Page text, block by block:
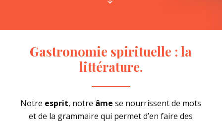
Gastronomie spirituelle : la
littérature.
Notre esprit, notre âme se nourrissent de mots
et de la grammaire qui permet d’en faire des